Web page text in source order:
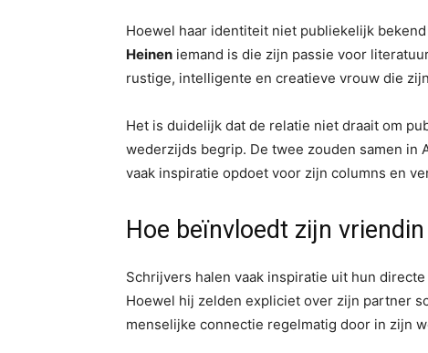
Hoewel haar identiteit niet publiekelijk
Heinen iemand is die zijn passie voor
rustige, intelligente en creatieve vrouw die
Het is duidelijk dat de relatie niet draait om
wederzijds begrip. De twee zouden samen in
vaak inspiratie opdoet voor zijn columns en
Hoe beïnvloedt zijn
Schrijvers halen vaak inspiratie uit hun
Hoewel hij zelden expliciet over zijn partner
menselijke connectie regelmatig door in zijn